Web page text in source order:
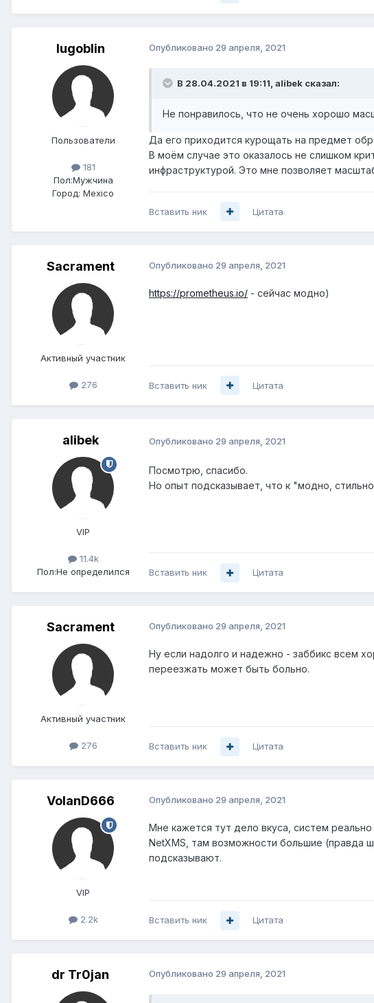
lugoblin
Пользователи
181
Пол:Мужчина
Город: Mexico
Опубликовано 29 апреля, 2021
В 28.04.2021 в 19:11, alibek сказал:
Не понравилось, что не очень хорошо
Да его приходится курощать на предмет
В моём случае это оказалось не слишком
инфраструктурой. Это мне позволяет
Вставить ник Цитата
Sacrament
Активный участник
276
Опубликовано 29 апреля, 2021
https://prometheus.io/ - сейчас модно)
Вставить ник Цитата
alibek
VIP
11.4k
Пол:Не определился
Опубликовано 29 апреля, 2021
Посмотрю, спасибо.
Но опыт подсказывает, что к "модно,
Вставить ник Цитата
Sacrament
Активный участник
276
Опубликовано 29 апреля, 2021
Ну если надолго и надежно - заббикс всем
переезжать может быть больно.
Вставить ник Цитата
VolanD666
VIP
2.2k
Опубликовано 29 апреля, 2021
Мне кажется тут дело вкуса, систем
NetXMS, там возможности большие (правда
подсказывают.
Вставить ник Цитата
dr Tr0jan Опубликовано 29 апреля, 2021